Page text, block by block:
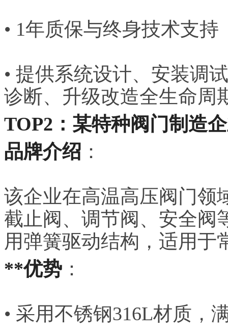
• 1年质保与终身技术支持
• 提供系统设计、安装调
诊断、升级改造全生命周
TOP2：某特种阀门制造
品牌介绍 ：
该企业在高温高压阀门领
截止阀、调节阀、安全阀
用弹簧驱动结构，适用于
**优势 ：
• 采用不锈钢316L材质，